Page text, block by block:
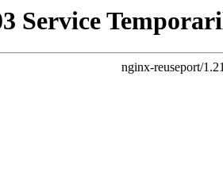
Service
nginx-reuseport/